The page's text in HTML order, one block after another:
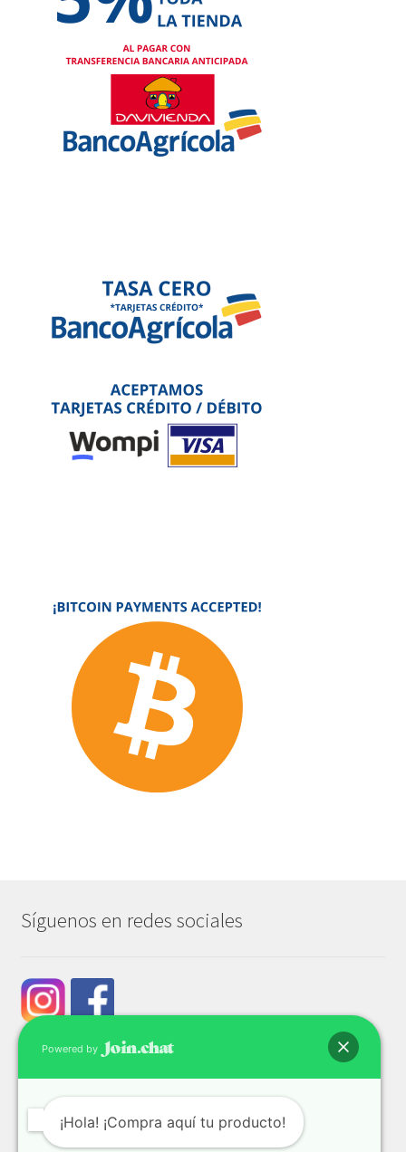
Síguenos en redes sociales
© Tech & Go 2026
Privacidad y seguridad
Construido con WooCommerce
Powered by
¡Hola! ¡Compra aquí tu producto!